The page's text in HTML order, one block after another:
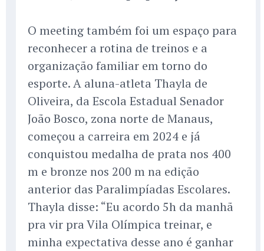
O meeting também foi um espaço para
reconhecer a rotina de treinos e a
organização familiar em torno do
esporte. A aluna-atleta Thayla de
Oliveira, da Escola Estadual Senador
João Bosco, zona norte de Manaus,
começou a carreira em 2024 e já
conquistou medalha de prata nos 400
m e bronze nos 200 m na edição
anterior das Paralimpíadas Escolares.
Thayla disse: “Eu acordo 5h da manhã
pra vir pra Vila Olímpica treinar, e
minha expectativa desse ano é ganhar